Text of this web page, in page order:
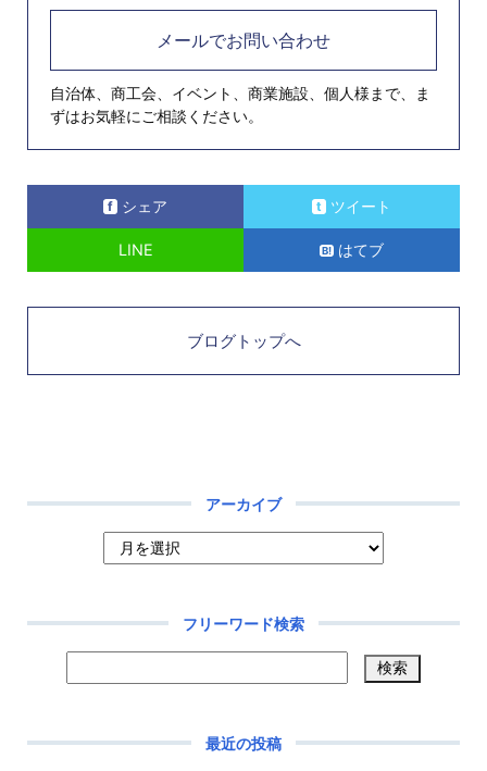
メールでお問い合わせ
自治体、商工会、イベント、商業施設、個人様まで、ま
ずはお気軽にご相談ください。
シェア ツイート
LINE はてブ
ブログトップへ
アーカイブ
フリーワード検索
最近の投稿